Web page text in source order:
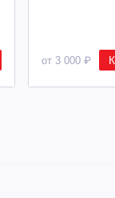
от 3 000 ₽